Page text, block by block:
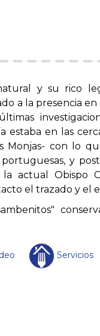
y su rico
a la presencia
en las
Monjas- con lo
y
actual Obispo
el trazado y el
Servicios